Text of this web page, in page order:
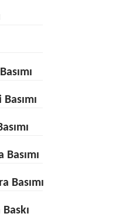
Basımı